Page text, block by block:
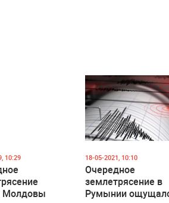
10:29
Молдовы
18-05-2021, 10:10
Очередное
землетрясение в
Румынии